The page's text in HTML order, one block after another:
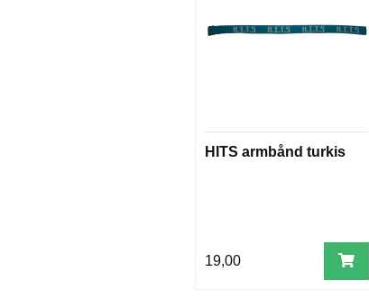
HITS armbånd turkis
19,00